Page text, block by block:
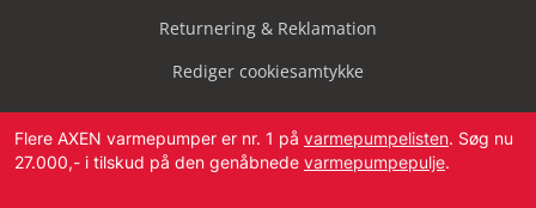
Returnering & Reklamation
Rediger cookiesamtykke
Flere AXEN varmepumper er nr. 1 på varmepumpelisten. Søg nu
27.000,- i tilskud på den genåbnede varmepumpepulje.